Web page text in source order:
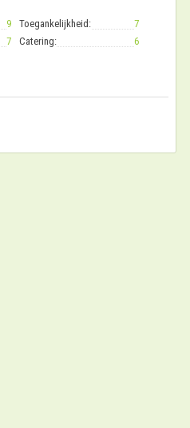
9 Toegankelijkheid:
7
7 Catering:
6